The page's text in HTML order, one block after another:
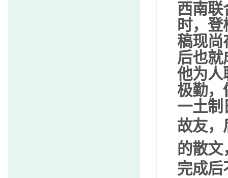
西南联
时，
稿现尚
后也就
他为人
极勤，
一土制
故友
的散
完成后